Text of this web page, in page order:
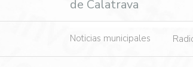
de Calatrava
Noticias municipales